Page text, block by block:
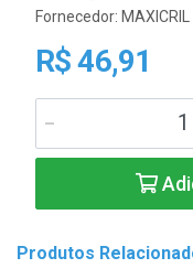
Fornecedor: MAXICRIL
R$ 46,91
Produtos